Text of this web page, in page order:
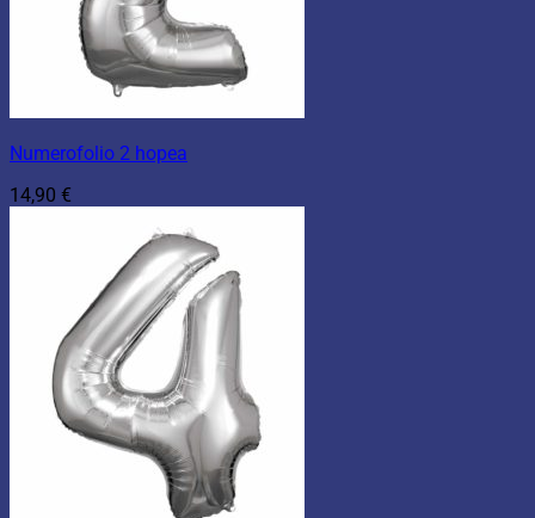
Numerofolio 2 hopea
14,90 €